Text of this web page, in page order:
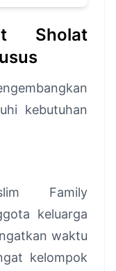
Sholat
kebutuhan
Family
keluarga
waktu
kelompok